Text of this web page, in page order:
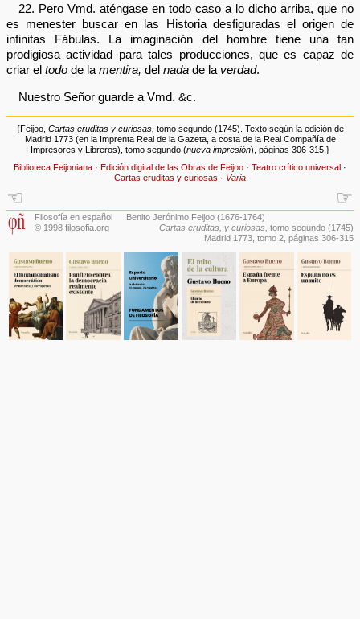
22. Pero Vmd. aténgase en todo caso a lo dicho arriba, que no
es menester buscar en las Historia desfiguradas el origen de
infinitas Fábulas. La imaginación del hombre tiene una tan
prodigiosa actividad para tales producciones, que es capaz de
criar eltodo de lamentira, delnada de la verdad.
Nuestro Señor guarde a Vmd. &c.
{Feijoo, Cartas eruditas y curiosas, tomo segundo (1745). Texto según la edición de
Madrid 1773 (en la Imprenta Real de la Gazeta, a costa de la Real Compañía de
Impresores y Libreros), tomo segundo (nueva impresión), páginas 306-315.}
Biblioteca Feijoniana · Edición digital de las Obras de Feijoo · Teatro crítico universal ·
Cartas eruditas y curiosas · Varia
☜ ☞
Filosofía en español
© 1998 filosofia.org
Benito Jerónimo Feijoo (1676-1764)
Cartas eruditas, y curiosas, tomo segundo (1745)
Madrid 1773, tomo 2, páginas 306-315